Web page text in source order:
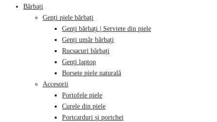
Bărbați
Genți piele bărbați
Genți bărbați | Serviete din piele
Genți umăr bărbați
Rucsacuri bărbați
Genți laptop
Borsete piele naturală
Accesorii
Portofele piele
Curele din piele
Portcarduri și portchei